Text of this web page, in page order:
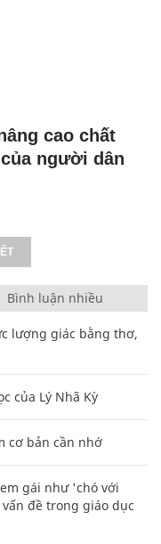
cao chất
người dân
Bình luận nhiều
lượng giác bằng thơ,
của Lý Nhã Kỳ
cơ bản cần nhớ
gái như 'chó với
đề trong giáo dục